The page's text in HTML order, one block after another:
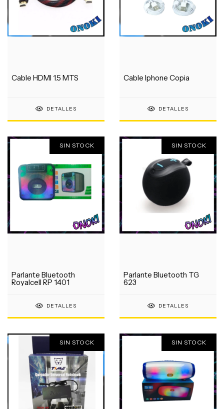
Cable HDMI 1.5 MTS
DETALLES
Cable Iphone Copia
DETALLES
SIN STOCK
Parlante Bluetooth
Royalcell RP 1401
DETALLES
SIN STOCK
Parlante Bluetooth TG
623
DETALLES
SIN STOCK SIN STOCK